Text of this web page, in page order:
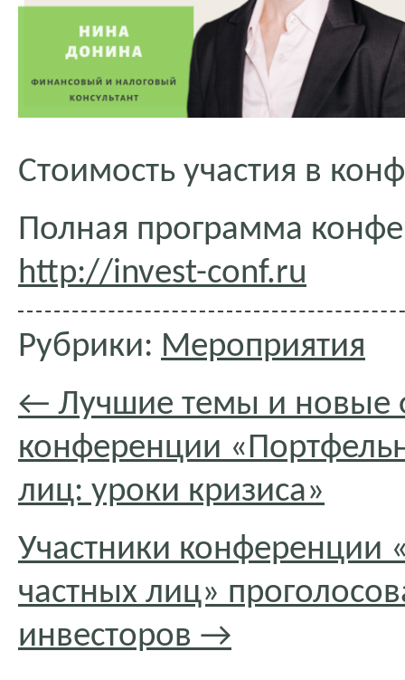
Стоимость участия в
Полная программа
http://invest-conf.ru
Рубрики: Мероприятия
← Лучшие темы и новые
конференции
лиц: уроки кризиса»
Участники конференции
частных лиц»
инвесторов →